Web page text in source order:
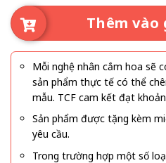
món quà hoàn hảo dành cho
ngày yêu, Valentine hoặc
thương đầy tinh tế.
Thêm vào
Mỗi nghệ nhân cắm hoa sẽ
sản phẩm thực tế có thể
mẫu. TCF cam kết đạt
Sản phẩm được tặng kèm
yêu cầu.
Trong trường hợp một số